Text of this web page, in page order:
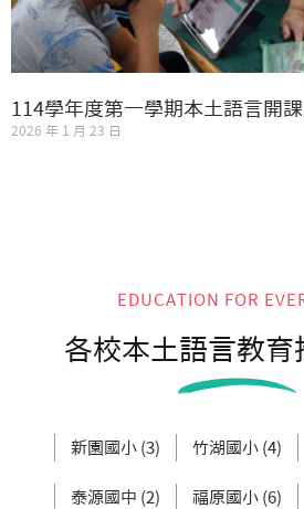
114學年度第一學期本土語言開
2026 年 1 月 23 日
EDUCATION FOR
各校本土語言教育
新園國小 (3) 竹湖國小 (4)
泰源國中 (2) 福原國小 (6)